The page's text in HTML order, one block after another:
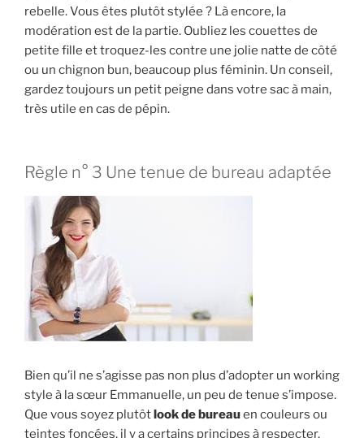
rebelle. Vous êtes plutôt stylée ? Là encore, la
modération est de la partie. Oubliez les couettes de
petite fille et troquez-les contre une jolie natte de côté
ou un chignon bun, beaucoup plus féminin. Un conseil,
gardez toujours un petit peigne dans votre sac à main,
très utile en cas de pépin.
Règle n° 3 Une tenue de bureau adaptée
Bien qu’il ne s’agisse pas non plus d’adopter un working
style à la sœur Emmanuelle, un peu de tenue s’impose.
Que vous soyez plutôtlook de bureauen couleurs ou
teintes foncées, il y a certains principes à respecter.